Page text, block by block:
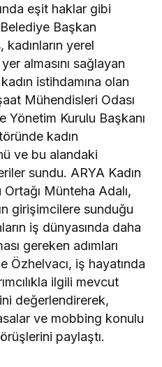
eşit haklar gibi
Başkan
kadınların yerel
almasını sağlayan
istihdamına olan
Mühendisleri Odası
Yönetim Kurulu Başkanı
kadın
ve bu alandaki
sundu. ARYA Kadın
Ortağı Münteha Adalı,
girişimcilere sunduğu
iş dünyasında daha
gereken adımları
Özhelvacı, iş hayatında
ilgili mevcut
değerlendirerek,
ve mobbing konulu
paylaştı.